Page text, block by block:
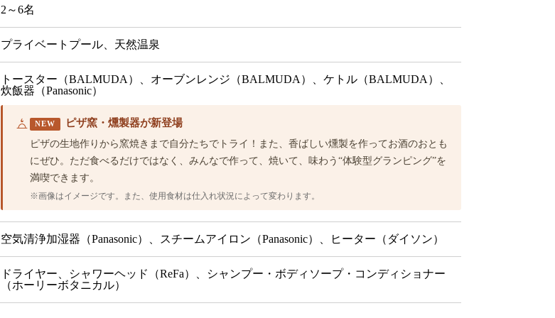
2～6名
プライベートプール、天然温泉
トースター（BALMUDA）、オーブンレンジ（BALMUDA）、ケトル（BALMUDA）、
炊飯器（Panasonic）
NEW ピザ窯・燻製器が新登場
ピザの生地作りから窯焼きまで自分たちでトライ！また、香ばしい燻製を作ってお酒のおとも
にぜひ。ただ食べるだけではなく、みんなで作って、焼いて、味わう“体験型グランピング”を
満喫できます。
※画像はイメージです。また、使用食材は仕入れ状況によって変わります。
空気清浄加湿器（Panasonic）、スチームアイロン（Panasonic）、ヒーター（ダイソン）
ドライヤー、シャワーヘッド（ReFa）、シャンプー・ボディソープ・コンディショナー
（ホーリーボタニカル）